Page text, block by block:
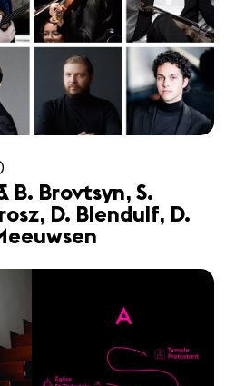
B. Brovtsyn, S.
D. Blendulf, D.